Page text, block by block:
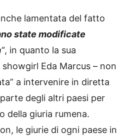
lamentata del fatto
state modificate
“, in quanto la sua
Eda Marcus – non
a intervenire in diretta
degli altri paesi per
della giuria rumena.
le giurie di ogni paese in